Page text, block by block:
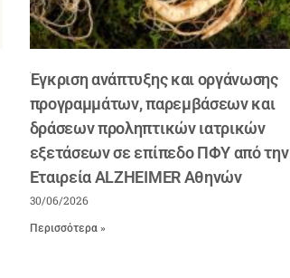
Έγκριση ανάπτυξης και οργάνωσης
προγραμμάτων, παρεμβάσεων και
δράσεων προληπτικών ιατρικών
εξετάσεων σε επίπεδο ΠΦΥ από την
Εταιρεία ALZHEIMER Αθηνών
30/06/2026
Περισσότερα »